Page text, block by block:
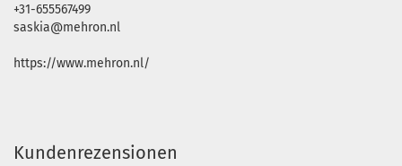
+31-655567499
saskia@mehron.nl
https://www.mehron.nl/
Kundenrezensionen